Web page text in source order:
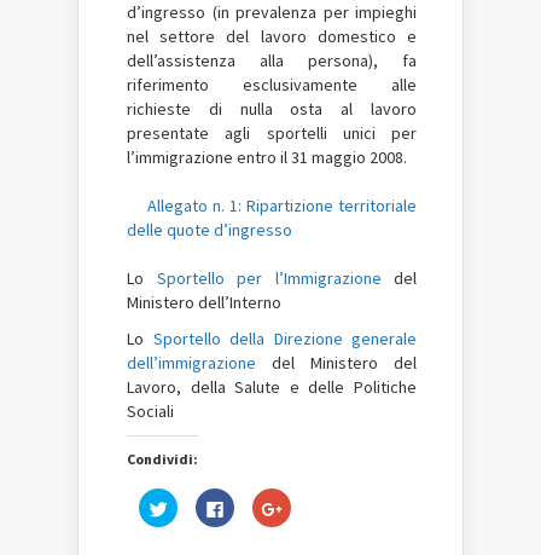
d’ingresso (in prevalenza per impieghi
nel settore del lavoro domestico e
dell’assistenza alla persona), fa
riferimento esclusivamente alle
richieste di nulla osta al lavoro
presentate agli sportelli unici per
l’immigrazione entro il 31 maggio 2008.
Allegato n. 1: Ripartizione territoriale
delle quote d’ingresso
Lo Sportello per l’Immigrazione del
Ministero dell’Interno
Lo Sportello della Direzione generale
dell’immigrazione del Ministero del
Lavoro, della Salute e delle Politiche
Sociali
Condividi:
Fai
clic
Fai
clic
Fai
clic